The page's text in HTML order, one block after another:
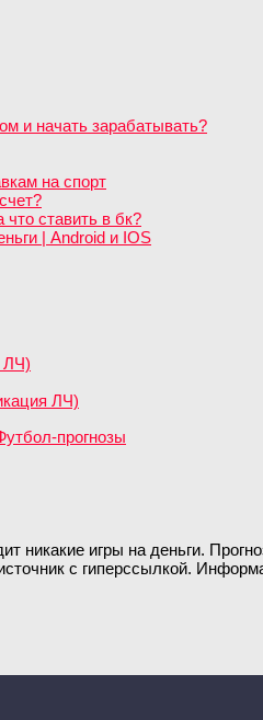
и начать зарабатывать?
на спорт
ставить в бк?
| Android и IOS
ЛЧ)
ЛЧ)
никакие игры на деньги.
с гиперссылкой.